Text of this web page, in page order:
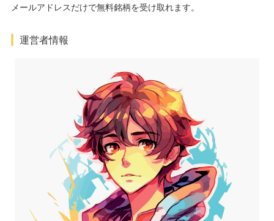
メールアドレスだけで無料銘柄を受け取れます。
運営者情報